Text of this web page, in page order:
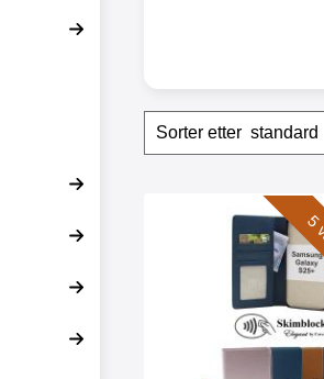
p
Filter/sorter
standard
produktliste
5
Merk skimblocker Samsung Galaxy